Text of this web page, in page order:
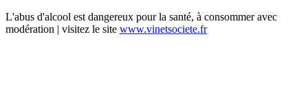
L'abus d'alcool est dangereux pour la santé, à consommer avec
modération | visitez le site www.vinetsociete.fr